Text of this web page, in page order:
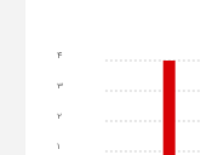
1
2
3
4